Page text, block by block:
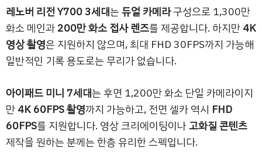
레노버 리전 Y700 3세대는듀얼 카메라구성으로 1,300만
화소 메인과200만 화소 접사 렌즈를 제공합니다. 하지만4K
영상 촬영은 지원하지 않으며, 최대 FHD 30FPS까지 가능해
일반적인 기록 용도로는 무리가 없습니다.
아이패드 미니 7세대는 후면 1,200만 화소 단일 카메라이지
만4K 60FPS 촬영까지 가능하고, 전면 셀카 역시 FHD
60FPS를 지원합니다. 영상 크리에이팅이나고화질 콘텐츠
제작을 원하는 분께는 한층 유리한 스펙입니다.